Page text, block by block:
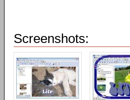
Screenshots: